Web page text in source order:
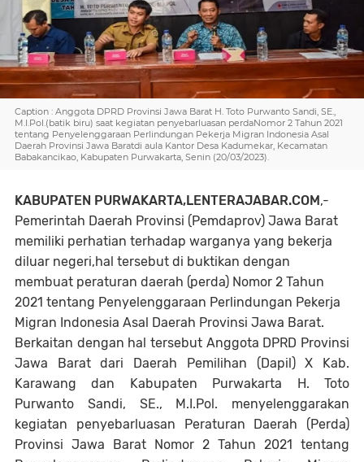
Caption : Anggota DPRD Provinsi Jawa Barat H. Toto Purwanto Sandi, SE.,
M.I.Pol.(batik biru) saat kegiatan penyebarluasan perdaNomor 2 Tahun 2021
tentang Penyelenggaraan Perlindungan Pekerja Migran Indonesia Asal
Daerah Provinsi Jawa Baratdi aula Kantor Desa Kadumekar, Kecamatan
Babakancikao, Kabupaten Purwakarta, Senin (20/03/2023).
KABUPATEN PURWAKARTA,LENTERAJABAR.COM,-
Pemerintah Daerah Provinsi (Pemdaprov) Jawa Barat
memiliki perhatian terhadap warganya yang bekerja
diluar negeri,hal tersebut di buktikan dengan
membuat peraturan daerah (perda) Nomor 2 Tahun
2021 tentang Penyelenggaraan Perlindungan Pekerja
Migran Indonesia Asal Daerah Provinsi Jawa Barat.
Berkaitan dengan hal tersebut Anggota DPRD Provinsi
Jawa Barat dari Daerah Pemilihan (Dapil) X Kab.
Karawang dan Kabupaten Purwakarta H. Toto
Purwanto Sandi, SE., M.I.Pol. menyelenggarakan
kegiatan penyebarluasan Peraturan Daerah (Perda)
Provinsi Jawa Barat Nomor 2 Tahun 2021 tentang